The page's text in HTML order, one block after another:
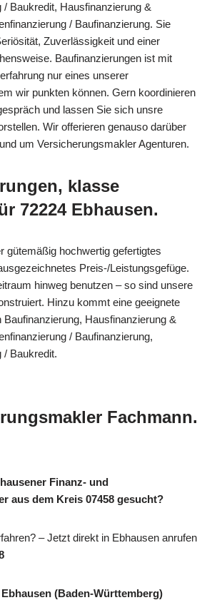
/ Baukredit, Hausfinanzierung &
/ Baufinanzierung. Sie
Zuverlässigkeit und einer
Baufinanzierungen ist mit
nur eines unserer
wir punkten können. Gern koordinieren
und lassen Sie sich unsre
Wir offerieren genauso darüber
um Versicherungsmakler Agenturen.
klasse
72224 Ebhausen.
gütemäßig hochwertig gefertigtes
Preis-/Leistungsgefüge.
hinweg benutzen – so sind unsere
Hinzu kommt eine geeignete
Hausfinanzierung &
/ Baufinanzierung,
/ Baukredit.
Fachmann.
Finanz- und
aus dem Kreis 07458 gesucht?
– Jetzt direkt in Ebhausen anrufen
(Baden-Württemberg)